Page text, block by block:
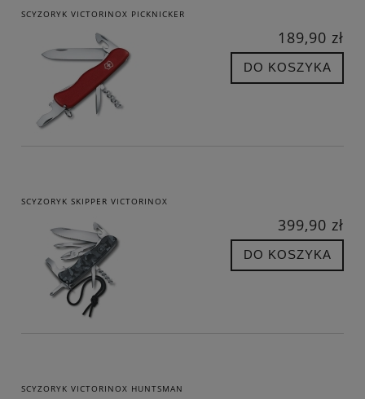
SCYZORYK VICTORINOX PICKNICKER
189,90 zł
DO KOSZYKA
SCYZORYK SKIPPER VICTORINOX
399,90 zł
DO KOSZYKA
SCYZORYK VICTORINOX HUNTSMAN